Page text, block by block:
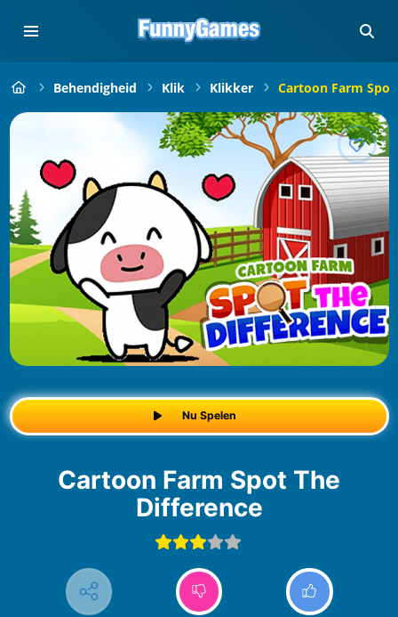
Behendigheid Klik Klikker Cartoon Farm
Nu Spelen
Cartoon Farm Spot The
Difference